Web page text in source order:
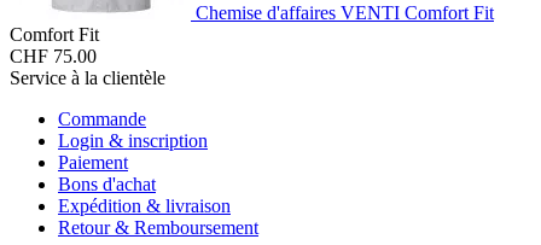
Chemise d'affaires VENTI Comfort Fit
Comfort Fit
CHF 75.00
Service à la clientèle
Commande
Login & inscription
Paiement
Bons d'achat
Expédition & livraison
Retour & Remboursement